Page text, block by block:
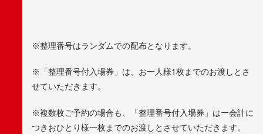
※整理番号はランダムでの配布となります。
※「整理番号付入場券」は、お一人様1枚までのお渡しとさ
せていただきます。
※複数枚ご予約の場合も、「整理番号付入場券」は一会計に
つきおひとり様一枚までのお渡しとさせていただきます。